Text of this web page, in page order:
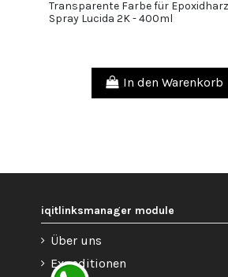
Transparente Farbe für Epoxidharz
Spray Lucida 2K - 400ml
In den Warenkorb
iqitlinksmanager module
Über uns
Expeditionen